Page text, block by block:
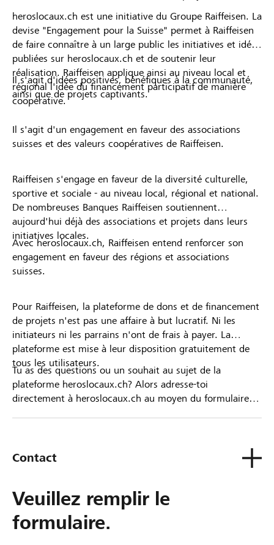
heroslocaux.ch est une initiative du Groupe Raiffeisen. La
devise "Engagement pour la Suisse" permet à Raiffeisen
de faire connaître à un large public les initiatives et idées
publiées sur heroslocaux.ch et de soutenir leur
réalisation. Raiffeisen applique ainsi au niveau local et
régional l'idée du financement participatif de manière
coopérative.
Il s'agit d'idées positives, bénéfiques à la communauté,
ainsi que de projets captivants.
Il s'agit d'un engagement en faveur des associations
suisses et des valeurs coopératives de Raiffeisen.
Raiffeisen s'engage en faveur de la diversité culturelle,
sportive et sociale - au niveau local, régional et national.
De nombreuses Banques Raiffeisen soutiennent
aujourd'hui déjà des associations et projets dans leurs
initiatives locales.
Avec heroslocaux.ch, Raiffeisen entend renforcer son
engagement en faveur des régions et associations
suisses.
Pour Raiffeisen, la plateforme de dons et de financement
de projets n'est pas une affaire à but lucratif. Ni les
initiateurs ni les parrains n'ont de frais à payer. La
plateforme est mise à leur disposition gratuitement de
tous les utilisateurs.
Tu as des questions ou un souhait au sujet de la
plateforme heroslocaux.ch? Alors adresse-toi
directement à heroslocaux.ch au moyen du formulaire
Contact
Veuillez remplir le
formulaire.